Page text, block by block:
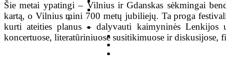
Šie metai ypatingi – Vilnius ir Gdanskas sėkmingai
kartą, o Vilnius mini 700 metų jubiliejų. Ta proga
kurti ateities planus – dalyvauti kaimyninės Lenkijos
koncertuose, literatūriniuose susitikimuose ir diskusijose,